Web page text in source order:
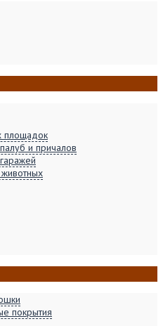
площадок
и причалов
покрытия